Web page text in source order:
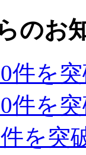
のお
件を
件を
を突